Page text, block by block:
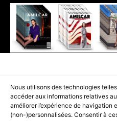
Nous utilisons des technologies
accéder aux informations relatives
améliorer l’expérience de
(non-)personnalisées. Consentir à
PART OF THEAMILCAR
AGENCE